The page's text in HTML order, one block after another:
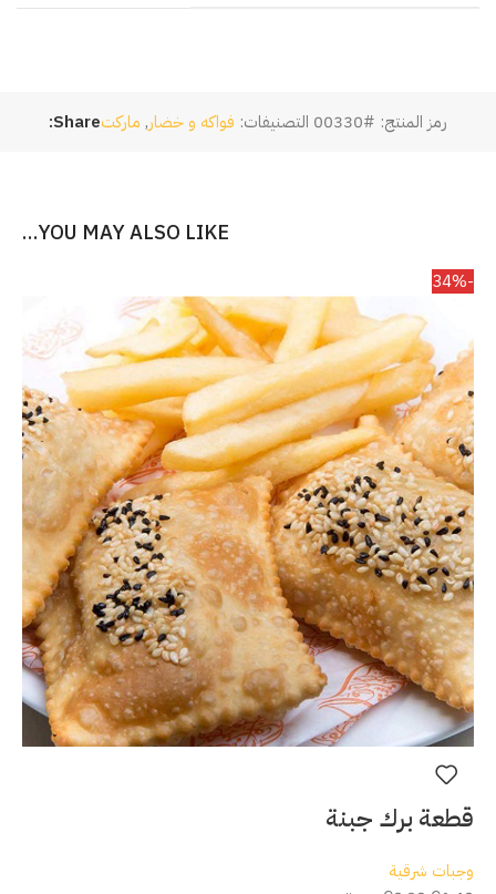
رمز المنتج: #00330 التصنيفات: فواكه و خضار, ماركتShare:
YOU MAY ALSO LIKE…
-34%
قطعة برك جبنة
وجبات شرقية